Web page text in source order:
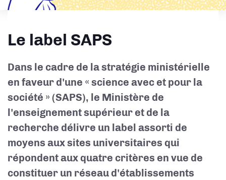
Le label SAPS
Dans le cadre de la stratégie ministérielle
en faveur d'une « science avec et pour la
société » (SAPS), le Ministère de
l'enseignement supérieur et de la
recherche délivre un label assorti de
moyens aux sites universitaires qui
répondent aux quatre critères en vue de
constituer un réseau d'établissements